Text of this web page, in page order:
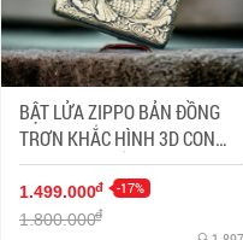
BẬT LỬA ZIPPO BẢN ĐỒNG
TRƠN KHẮC HÌNH 3D CON
RỒNG SIÊU SẮC NÉT
1.499.000đ -17%
1.800.000đ